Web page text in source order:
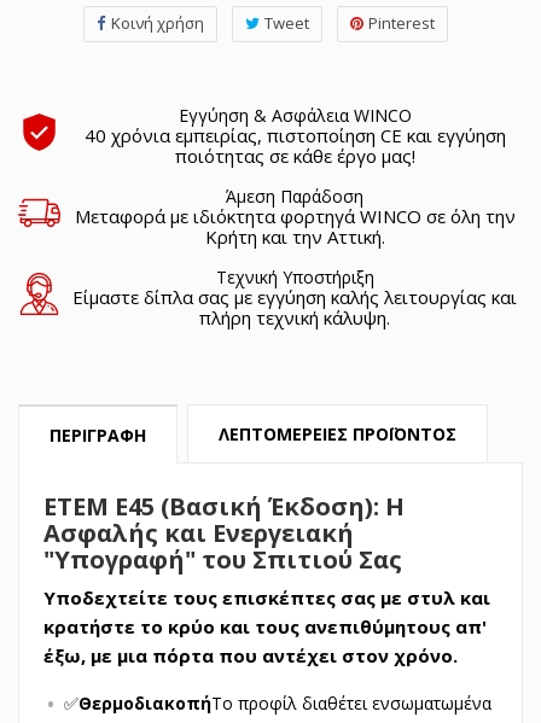
Κοινή χρήση Tweet Pinterest
Εγγύηση & Ασφάλεια WINCO
40 χρόνια εμπειρίας, πιστοποίηση CE και εγγύηση
ποιότητας σε κάθε έργο μας!
Άμεση Παράδοση
Μεταφορά με ιδιόκτητα φορτηγά WINCO σε όλη την
Κρήτη και την Αττική.
Τεχνική Υποστήριξη
Είμαστε δίπλα σας με εγγύηση καλής λειτουργίας και
πλήρη τεχνική κάλυψη.
ΠΕΡΙΓΡΑΦΉ ΛΕΠΤΟΜΈΡΕΙΕΣ ΠΡΟΪΌΝΤΟΣ
ETEM E45 (Βασική Έκδοση): Η
Ασφαλής και Ενεργειακή
"Υπογραφή" του Σπιτιού Σας
Υποδεχτείτε τους επισκέπτες σας με στυλ και
κρατήστε το κρύο και τους ανεπιθύμητους απ'
έξω, με μια πόρτα που αντέχει στον χρόνο.
✅ΘερμοδιακοπήΤο προφίλ διαθέτει ενσωματωμένα